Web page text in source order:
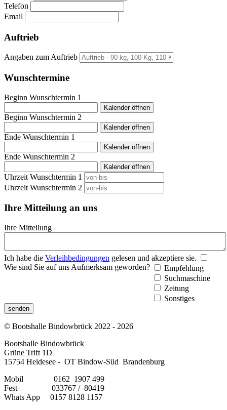
Telefon
Email
Auftrieb
Angaben zum Auftrieb
Wunschtermine
Beginn Wunschtermin 1
Kalender öffnen
Beginn Wunschtermin 2
Kalender öffnen
Ende Wunschtermin 1
Kalender öffnen
Ende Wunschtermin 2
Kalender öffnen
Uhrzeit Wunschtermin 1
Uhrzeit Wunschtermin 2
Ihre Mitteilung an uns
Ihre Mitteilung
Ich habe die Verleihbedingungen gelesen und akzeptiere sie.
Wie sind Sie auf uns Aufmerksam geworden?
Empfehlung
Suchmaschine
Zeitung
Sonstiges
senden
© Bootshalle Bindowbrück 2022 - 2026
Bootshalle Bindowbrück
Grüne Trift 1D
15754 Heidesee - OT Bindow-Süd Brandenburg
Mobil 0162 1907 499
Fest 033767 / 80419
Whats App 0157 8128 1157